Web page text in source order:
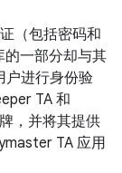
（包括密码和
的一部分却与其
户进行身份验
TA 和
，并将其提供
TA 应用